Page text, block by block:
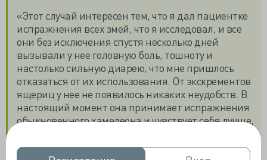
«Этот случай интересен тем, что я дал пациентке
испражнения всех змей, что я исследовал, и все
они без исключения спустя несколько дней
вызывали у нее головную боль, тошноту и
настолько сильную диарею, что мне пришлось
отказаться от их использования. От экскрементов
ящериц у нее не появилось никаких неудобств. В
настоящий момент она принимает испражнения
обыкновенного хамелеона и чувствует себя лучше,